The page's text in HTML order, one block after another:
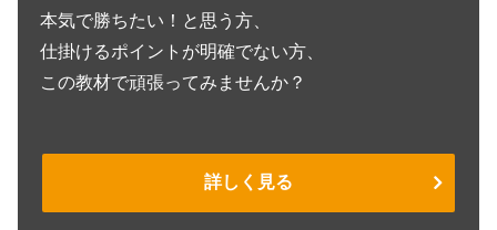
本気で勝ちたい！と思う方、
仕掛けるポイントが明確でない方、
この教材で頑張ってみませんか？
詳しく見る